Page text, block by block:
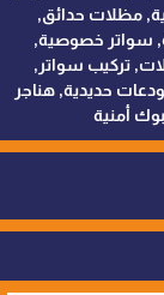
مظلات حدائق,
سواتر خصوصية,
تركيب سواتر,
حديدية, هناجر
أمنية